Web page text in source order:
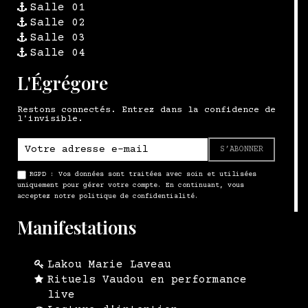
Salle 01
Salle 02
Salle 03
Salle 04
L'Égrégore
Restons connectés. Entrez dans la confidence de
l'invisible.
S’ABONNER
RGPD : Vos données sont traitées avec soin et utilisées
uniquement pour gérer votre compte. En continuant, vous
acceptez notre politique de confidentialité.
Manifestations
Lakou Marie Laveau
Rituels Vaudou en performance
live